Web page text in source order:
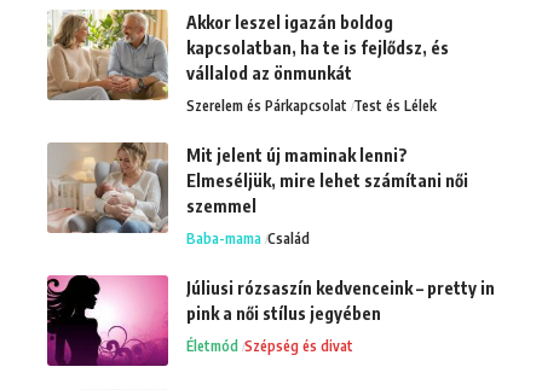
Akkor leszel igazán boldog
kapcsolatban, ha te is fejlődsz, és
vállalod az önmunkát
Szerelem és Párkapcsolat Test és Lélek
Mit jelent új maminak lenni?
Elmeséljük, mire lehet számítani női
szemmel
Baba-mama Család
Júliusi rózsaszín kedvenceink – pretty in
pink a női stílus jegyében
Életmód Szépség és divat